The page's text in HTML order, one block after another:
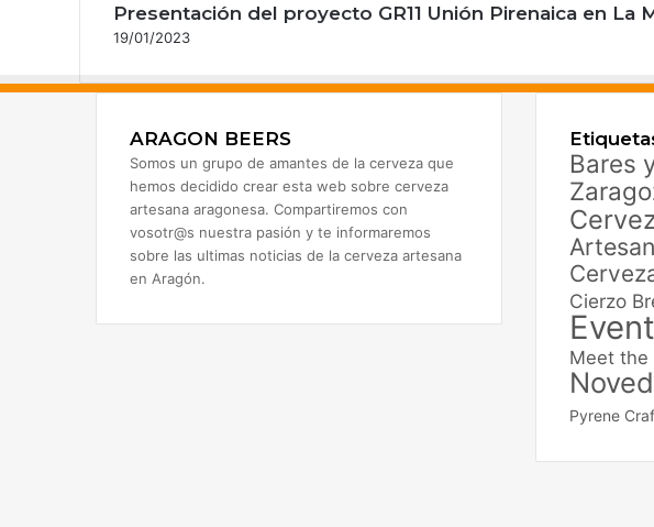
Presentación del proyecto GR11 Unión Pirenaica en La
19/01/2023
ARAGON BEERS
Somos un grupo de amantes de la cerveza que
hemos decidido crear esta web sobre cerveza
artesana aragonesa. Compartiremos con
vosotr@s nuestra pasión y te informaremos
sobre las ultimas noticias de la cerveza artesana
en Aragón.
Bares
Cierzo
Meet the
Pyrene